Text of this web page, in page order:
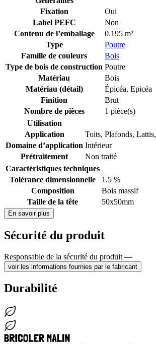
Fixation
Oui
Label PEFC
Non
Contenu de l’emballage
0.195 m²
Type
Poutre
Famille de couleurs
Bois
Type de bois de construction Poutre
Matériau
Bois
Matériau (détail)
Épicéa, Epicéa
Finition
Brut
Nombre de pièces
1 pièce(s)
Utilisation
Application
Toits, Plafonds, Lattis,
Domaine d’application Intérieur
Prétraitement
Non traité
Caractéristiques techniques
Tolérance dimensionnelle
1.5 %
Composition
Bois massif
Taille de la tête
50x50mm
En savoir plus
Sécurité du produit
Responsable de la sécurité du produit —
voir les informations fournies par le fabricant
Durabilité